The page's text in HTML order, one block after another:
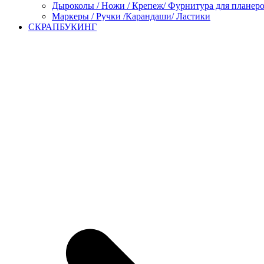
Дыроколы / Ножи / Крепеж/ Фурнитура для
Маркеры / Ручки /Карандаши/ Ластики
СКРАПБУКИНГ